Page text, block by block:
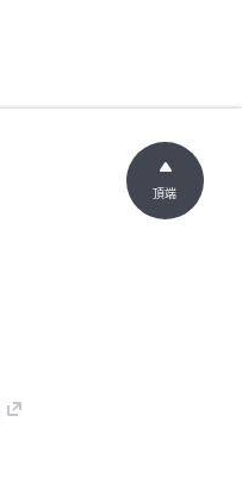
頂端